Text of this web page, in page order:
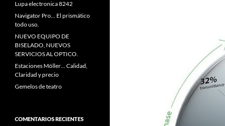
Lupa electronica 8242
Navigator Pro… El prismático
todo uso.
NUEVO EQUIPO DE
BISELADO, NUEVOS
SERVICIOS AL OPTICO.
Estaciones Möller… Calidad,
Claridad y precio
Gemelos de teatro
COMENTARIOS RECIENTES